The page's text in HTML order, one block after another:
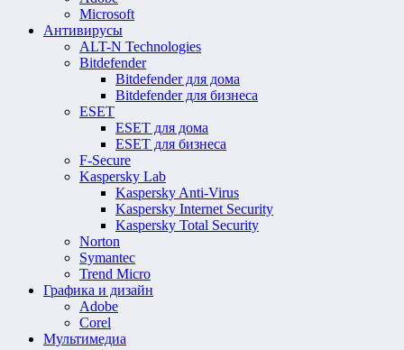
Microsoft
Антивирусы
ALT-N Technologies
Bitdefender
Bitdefender для дома
Bitdefender для бизнеса
ESET
ESET для дома
ESET для бизнеса
F-Secure
Kaspersky Lab
Kaspersky Anti-Virus
Kaspersky Internet Security
Kaspersky Total Security
Norton
Symantec
Trend Micro
Графика и дизайн
Adobe
Corel
Мультимедиа